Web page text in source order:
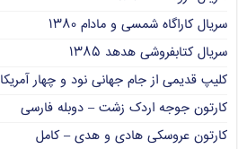
سریال کاراگاه شمسی و مادام ۱۳۸۰
سریال کتابفروشی هدهد ۱۳۸۵
کلیپ قدیمی از جام جهانی نود و چهار آمریکا
کارتون جوجه اردک زشت – دوبله فارسی
کارتون عروسکی هادی و هدی – کامل